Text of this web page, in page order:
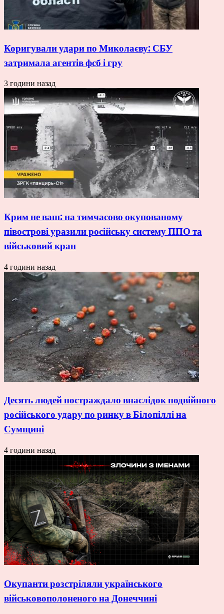
Коригували удари по Миколаєву: СБУ
затримала агентів фсб і гру
3 години назад
Крим не ваш: на тимчасово окупованому
півострові уразили російську систему ППО та
військовий кран
4 години назад
Десять людей постраждало внаслідок подвійного
російського удару по ринку в Білопіллі на
Сумщині
4 години назад
Окупанти розстріляли українського
військовополоненого на Донеччині